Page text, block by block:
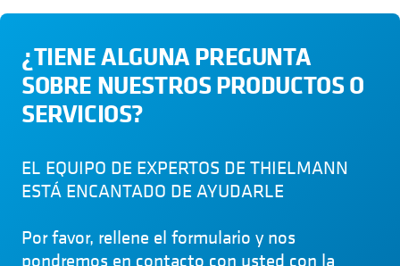
¿TIENE ALGUNA PREGUNTA
SOBRE NUESTROS PRODUCTOS O
SERVICIOS?
EL EQUIPO DE EXPERTOS DE THIELMANN
ESTÁ ENCANTADO DE AYUDARLE
Por favor, rellene el formulario y nos
pondremos en contacto con usted con la